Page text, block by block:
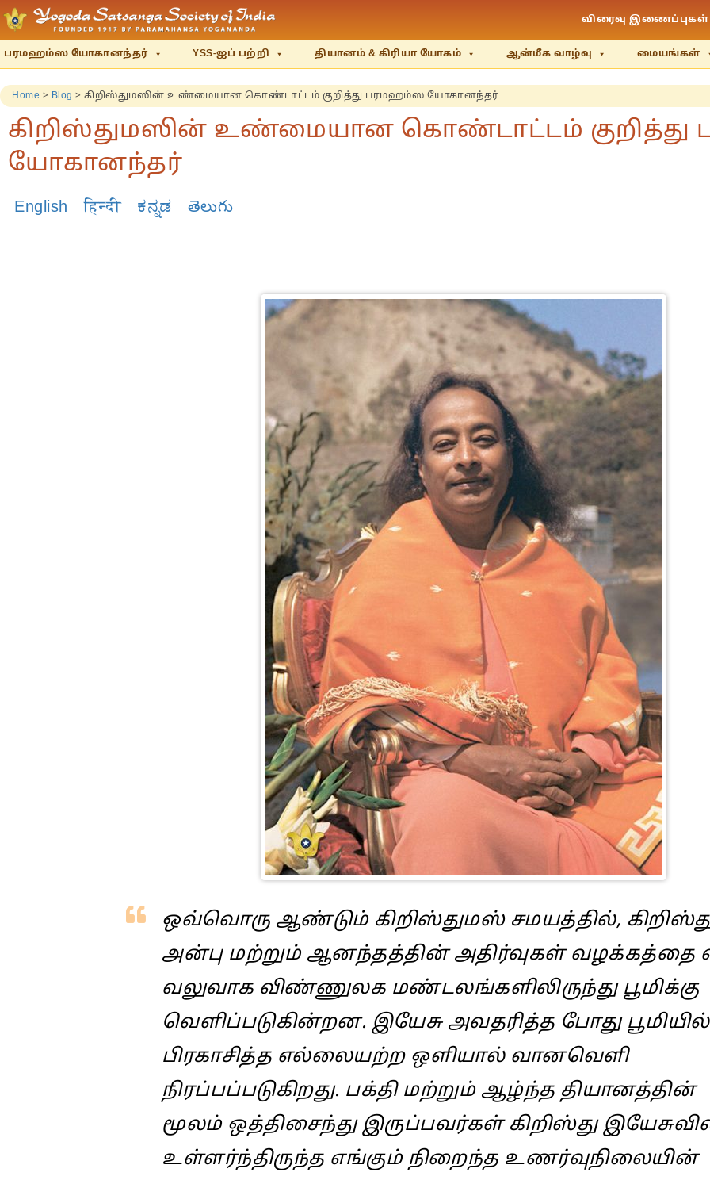
விரைவு இணைப்புகள்
பரமஹம்ஸ யோகானந்தர் YSS-ஐப் பற்றி தியானம் & கிரியா யோகம் ஆன்மீக வாழ்வு மையங்கள்
Home > Blog > கிறிஸ்துமஸின் உண்மையான கொண்டாட்டம் குறித்து பரமஹம்ஸ யோகானந்தர்
கிறிஸ்துமஸின் உண்மையான கொண்டாட்டம்
யோகானந்தர்
English हिन्दी ಕನ್ನಡ తెలుగు
ஒவ்வொரு ஆண்டும் கிறிஸ்துமஸ் சமயத்தில்,
அன்பு மற்றும் ஆனந்தத்தின் அதிர்வுகள் வழக்கத்தை
வலுவாக விண்ணுலக மண்டலங்களிலிருந்து பூமிக்கு
வெளிப்படுகின்றன. இயேசு அவதரித்த போது பூமியில்
பிரகாசித்த எல்லையற்ற ஒளியால் வானவெளி
நிரப்பப்படுகிறது. பக்தி மற்றும் ஆழ்ந்த தியானத்தின்
மூலம் ஒத்திசைந்து இருப்பவர்கள் கிறிஸ்து
உள்ளர்ந்திருந்த எங்கும் நிறைந்த உணர்வுநிலையின்